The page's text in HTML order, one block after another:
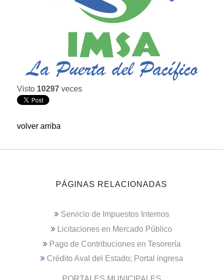
Visto 10297 veces
volver arriba
PÁGINAS RELACIONADAS
Servicio de Impuestos Internos
Licitaciones en Mercado Público
Pago de Contribuciones en Tesorería
Crédito Aval del Estado; Portal ingresa